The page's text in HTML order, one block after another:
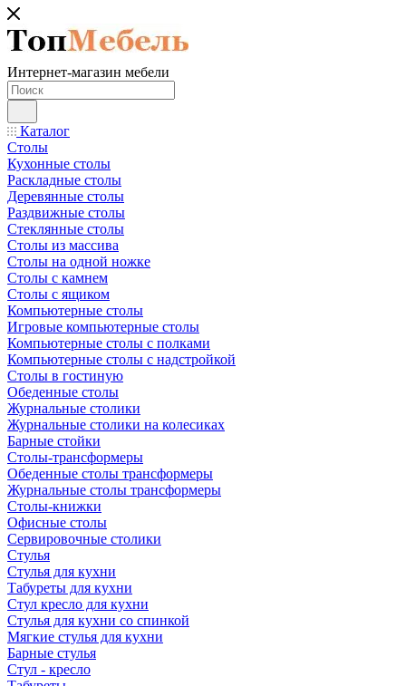
Интернет-магазин мебели
Каталог
Столы
Кухонные столы
Раскладные столы
Деревянные столы
Раздвижные столы
Стеклянные столы
Столы из массива
Столы на одной ножке
Столы с камнем
Столы с ящиком
Компьютерные столы
Игровые компьютерные столы
Компьютерные столы с полками
Компьютерные столы с надстройкой
Столы в гостиную
Обеденные столы
Журнальные столики
Журнальные столики на колесиках
Барные стойки
Столы-трансформеры
Обеденные столы трансформеры
Журнальные столы трансформеры
Столы-книжки
Офисные столы
Сервировочные столики
Стулья
Стулья для кухни
Табуреты для кухни
Стул кресло для кухни
Стулья для кухни со спинкой
Мягкие стулья для кухни
Барные стулья
Стул - кресло